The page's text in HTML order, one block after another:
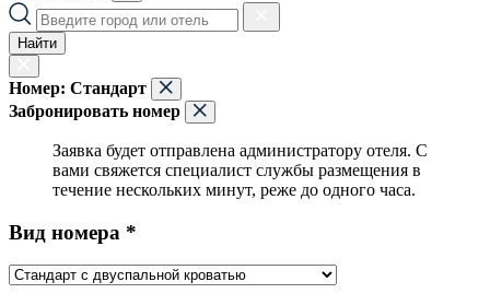
Найти
Номер: Стандарт
Забронировать номер
Заявка будет отправлена администратору отеля. С
вами свяжется специалист службы размещения в
течение нескольких минут, реже до одного часа.
Вид номера *